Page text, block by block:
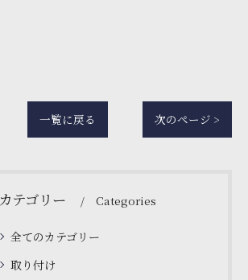
一覧に戻る 次のページ >
カテゴリー Categories
全てのカテゴリー
取り付け